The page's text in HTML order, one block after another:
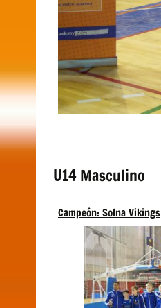
U14 Masculino
Campeón: Solna Vikings